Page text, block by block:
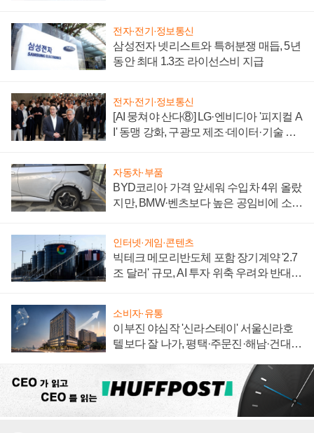
전자·전기·정보통신
삼성전자 넷리스트와 특허분쟁 매듭, 5년
동안 최대 1.3조 라이선스비 지급
전자·전기·정보통신
[AI 뭉쳐야 산다⑧] LG·엔비디아 '피지컬 A
I' 동맹 강화, 구광모 제조·데이터·기술 결
자동차·부품
BYD코리아 가격 앞세워 수입차 4위 올랐
지만, BMW·벤츠보다 높은 공임비에 소비
인터넷·게임·콘텐츠
빅테크 메모리반도체 포함 장기계약 '2.7
조 달러' 규모, AI 투자 위축 우려와 반대
소비자·유통
이부진 야심작 '신라스테이' 서울신라호
텔보다 잘 나가, 평택·주문진·해남·건대로